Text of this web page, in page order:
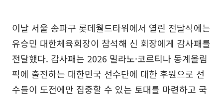
이날 서울 송파구 롯데월드타워에서 열린 전달식에는
유승민 대한체육회장이 참석해 신 회장에게 감사패를
전달했다. 감사패는 2026 밀라노·코르티나 동계올림
픽에 출전하는 대한민국 선수단에 대한 후원으로 선
수들이 도전에만 집중할 수 있는 토대를 마련하고 국